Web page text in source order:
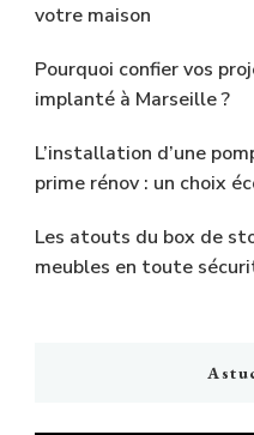
votre maison
Pourquoi confier vos
implanté à Marseille ?
L’installation d’une
prime rénov : un choix
Les atouts du box de
meubles en toute